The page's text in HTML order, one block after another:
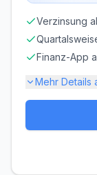
Verzinsung
Finanz-App
Mehr Details